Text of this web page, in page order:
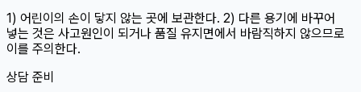
1) 어린이의 손이 닿지 않는 곳에 보관한다. 2) 다른 용기에 바꾸어
넣는 것은 사고원인이 되거나 품질 유지면에서 바람직하지 않으므로
이를 주의한다.
상담 준비